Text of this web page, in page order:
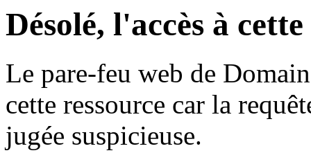
Désolé, l'accès à
Le pare-feu web de
cette ressource car la
jugée suspicieuse.